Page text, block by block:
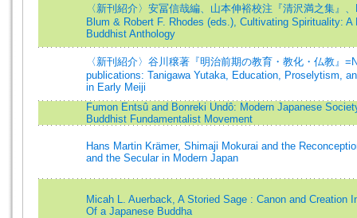
〈新刊紹介〉安冨信哉編、山本伸裕校注『清沢満之集』
Blum & Robert F. Rhodes (eds.), Cultivating Spirituality: A
Buddhist Anthology
〈新刊紹介〉谷川穣著『明治前期の教育・教化・仏教』
publications: Tanigawa Yutaka, Education, Proselytism,
in Early Meiji
Fumon Entsû and Bonreki Undô: Modern Japanese
Buddhist Fundamentalist Movement
Hans Martin Krämer, Shimaji Mokurai and the
and the Secular in Modern Japan
Micah L. Auerback, A Storied Sage : Canon and Creation
Of a Japanese Buddha